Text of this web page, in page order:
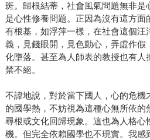
斑。歸根結蒂，社會風氣問題無非是
是心性修養問題。正因為沒有這方面
有根基，如浮萍一樣，在社會這個汪
義，見錢眼開，見色動心，弄虛作假
化墮落。甚至為人師表的教授也有人
禁不絕。
不諱地說，對於當下國人，心的危機
的國學熱，不妨視為這種心無所依的
尋根或文化回歸現象。這也為人格心
機。但完全依賴國學也不現實。我感